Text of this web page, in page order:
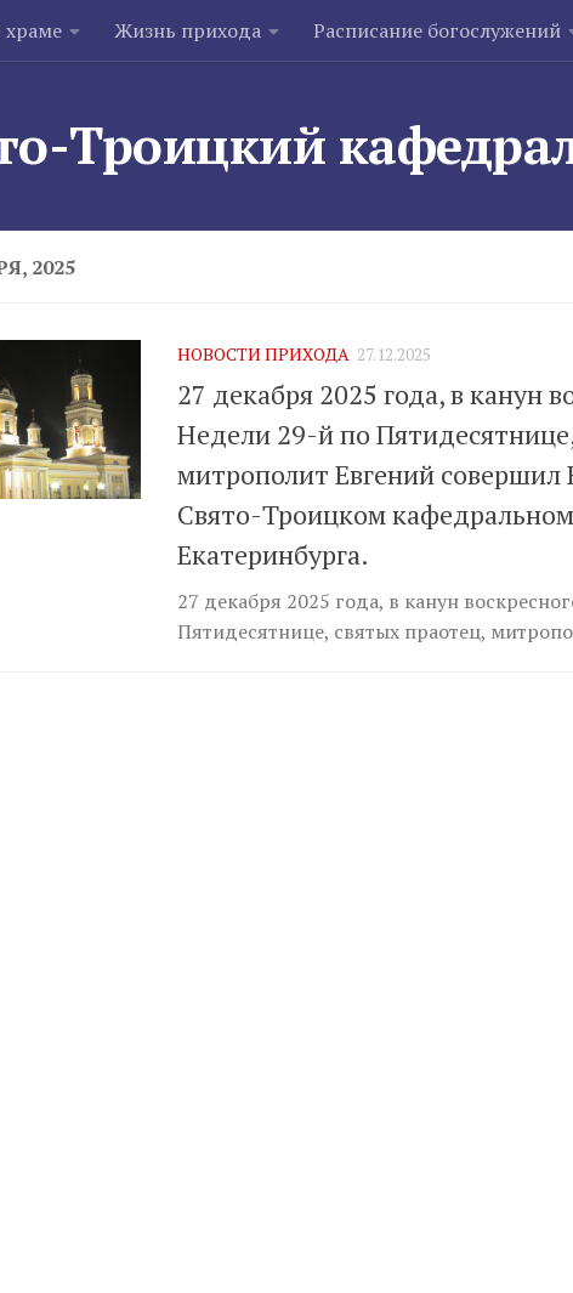
храме Жизнь прихода Расписание богослужений
Троицкий
2025
НОВОСТИ ПРИХОДА 27.12.2025
27 декабря 2025 года, в канун
Недели 29-й по
митрополит Евгений совершил
Свято-Троицком
Екатеринбурга.
27 декабря 2025 года, в канун
Пятидесятнице, святых праотец,